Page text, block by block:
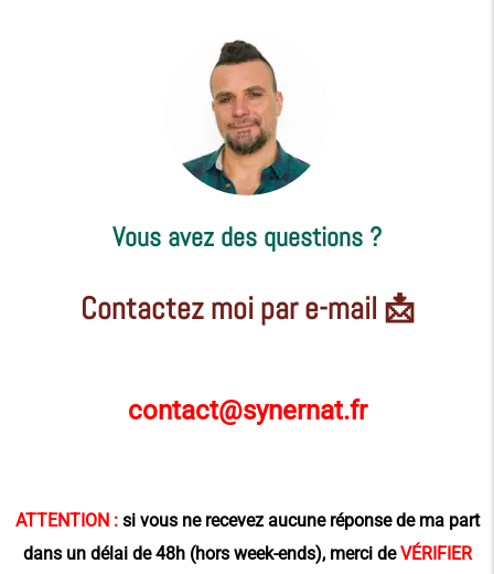
Vous avez des questions ?
Contactez moi par e-mail 📩
contact@synernat.fr
ATTENTION : si vous ne recevez aucune réponse de ma part
dans un délai de 48h (hors week-ends), merci deVÉRIFIER